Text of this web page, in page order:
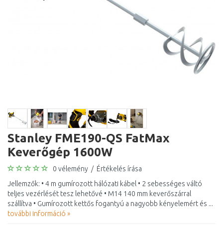
Stanley FME190-QS FatMax
Keverőgép 1600W
0 vélemény / Értékelés írása
Jellemzők: • 4 m gumírozott hálózati kábel • 2 sebességes váltó
teljes vezérlését tesz lehetővé • M14 140 mm keverőszárral
szállítva • Gumírozott kettős fogantyú a nagyobb kényelemért és ...
további információ »